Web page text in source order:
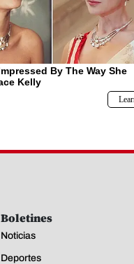
Boletines
Noticias
Deportes